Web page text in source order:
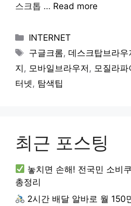
스크톱 … Read more
Categories
INTERNET
Tags
구글크롬,데스크탑브라우
지 , 모바일브라우저 , 모질라
터넷 , 탐색팁
최근 포스팅
놓치면 손해! 전국민 소비
총정리
2시간 배달 알바로 월 150